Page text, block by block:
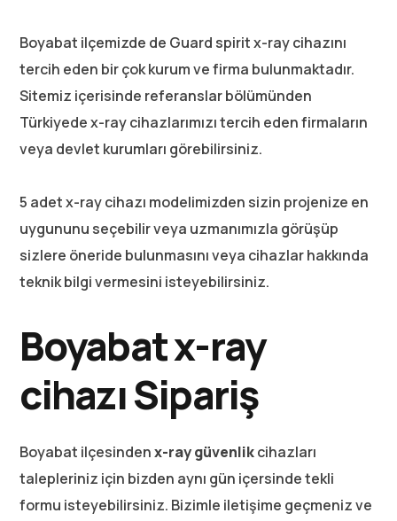
Boyabat ilçemizde de Guard spirit x-ray cihazını
tercih eden bir çok kurum ve firma bulunmaktadır.
Sitemiz içerisinde referanslar bölümünden
Türkiyede x-ray cihazlarımızı tercih eden firmaların
veya devlet kurumları görebilirsiniz.
5 adet x-ray cihazı modelimizden sizin projenize en
uygununu seçebilir veya uzmanımızla görüşüp
sizlere öneride bulunmasını veya cihazlar hakkında
teknik bilgi vermesini isteyebilirsiniz.
Boyabat x-ray
cihazı Sipariş
Boyabat ilçesindenx-ray güvenlikcihazları
talepleriniz için bizden aynı gün içersinde tekli
formu isteyebilirsiniz. Bizimle iletişime geçmeniz ve